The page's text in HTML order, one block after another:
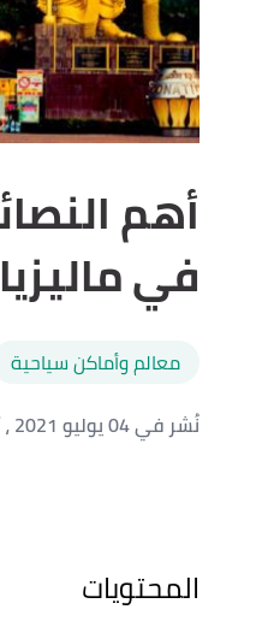
أهم
في ماليزيا
معالم وأماكن سياحية
نُشر في 04 يوليو 2021
،
المحتويات